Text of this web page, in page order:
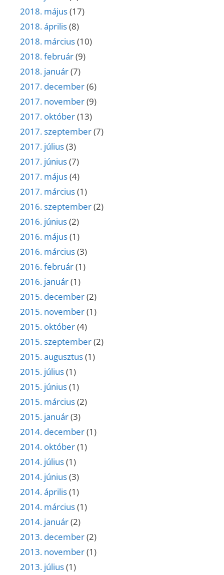
2018. május(17)
2018. április(8)
2018. március(10)
2018. február(9)
2018. január(7)
2017. december(6)
2017. november(9)
2017. október(13)
2017. szeptember(7)
2017. július(3)
2017. június(7)
2017. május(4)
2017. március(1)
2016. szeptember(2)
2016. június(2)
2016. május(1)
2016. március(3)
2016. február(1)
2016. január(1)
2015. december(2)
2015. november(1)
2015. október(4)
2015. szeptember(2)
2015. augusztus(1)
2015. július(1)
2015. június(1)
2015. március(2)
2015. január(3)
2014. december(1)
2014. október(1)
2014. július(1)
2014. június(3)
2014. április(1)
2014. március(1)
2014. január(2)
2013. december(2)
2013. november(1)
2013. július(1)